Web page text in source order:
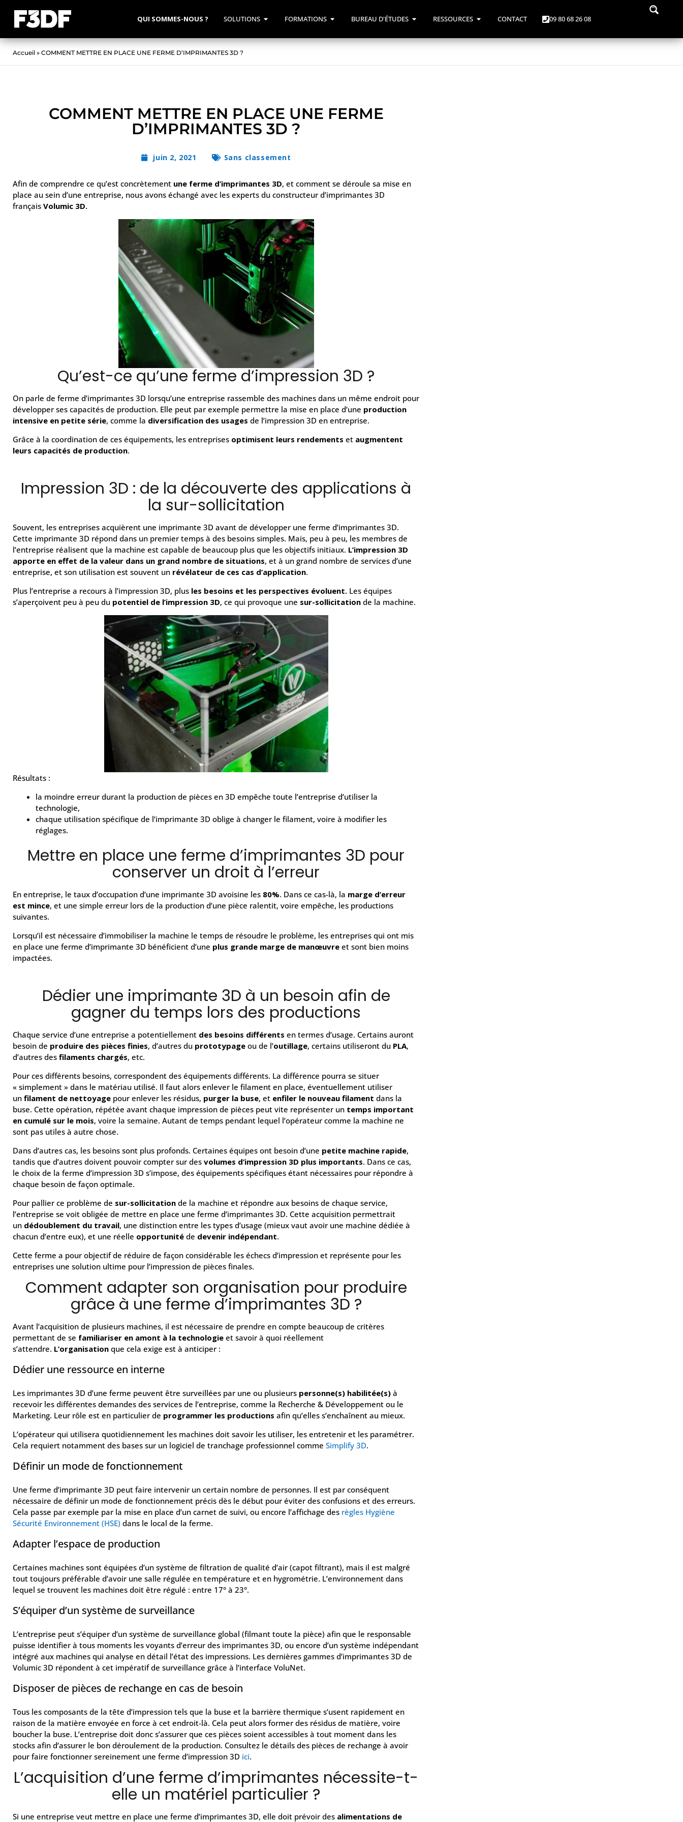
QUI SOMMES-NOUS ? SOLUTIONS FORMATIONS BUREAU D'ÉTUDES RESSOURCES CONTACT 09 80 68 26 08
Accueil » COMMENT METTRE EN PLACE UNE FERME D’IMPRIMANTES 3D ?
COMMENT METTRE EN PLACE UNE FERME
D’IMPRIMANTES 3D ?
juin 2, 2021 Sans classement
Afin de comprendre ce qu’est concrètement une ferme d’imprimantes 3D, et comment se déroule sa mise en
place au sein d’une entreprise, nous avons échangé avec les experts du constructeur d’imprimantes 3D
français Volumic 3D.
Qu’est-ce qu’une ferme d’impression 3D ?
On parle de ferme d’imprimantes 3D lorsqu’une entreprise rassemble des machines dans un même endroit pour
développer ses capacités de production. Elle peut par exemple permettre la mise en place d’une production
intensive en petite série, comme la diversification des usages de l’impression 3D en entreprise.
Grâce à la coordination de ces équipements, les entreprises optimisent leurs rendements et augmentent
leurs capacités de production.
Impression 3D : de la découverte des applications à
la sur-sollicitation
Souvent, les entreprises acquièrent une imprimante 3D avant de développer une ferme d’imprimantes 3D.
Cette imprimante 3D répond dans un premier temps à des besoins simples. Mais, peu à peu, les membres de
l’entreprise réalisent que la machine est capable de beaucoup plus que les objectifs initiaux. L’impression 3D
apporte en effet de la valeur dans un grand nombre de situations, et à un grand nombre de services d’une
entreprise, et son utilisation est souvent un révélateur de ces cas d’application.
Plus l’entreprise a recours à l’impression 3D, plus les besoins et les perspectives évoluent. Les équipes
s’aperçoivent peu à peu du potentiel de l’impression 3D, ce qui provoque une sur-sollicitation de la machine.
Résultats :
la moindre erreur durant la production de pièces en 3D empêche toute l’entreprise d’utiliser la
technologie,
chaque utilisation spécifique de l’imprimante 3D oblige à changer le filament, voire à modifier les
réglages.
Mettre en place une ferme d’imprimantes 3D pour
conserver un droit à l’erreur
En entreprise, le taux d’occupation d’une imprimante 3D avoisine les 80%. Dans ce cas-là, la marge d’erreur
est mince, et une simple erreur lors de la production d’une pièce ralentit, voire empêche, les productions
suivantes.
Lorsqu’il est nécessaire d’immobiliser la machine le temps de résoudre le problème, les entreprises qui ont mis
en place une ferme d’imprimante 3D bénéficient d’une plus grande marge de manœuvre et sont bien moins
impactées.
Dédier une imprimante 3D à un besoin afin de
gagner du temps lors des productions
Chaque service d’une entreprise a potentiellement des besoins différents en termes d’usage. Certains auront
besoin de produire des pièces finies, d’autres du prototypage ou de l’outillage, certains utiliseront du PLA,
d’autres des filaments chargés, etc.
Pour ces différents besoins, correspondent des équipements différents. La différence pourra se situer
« simplement » dans le matériau utilisé. Il faut alors enlever le filament en place, éventuellement utiliser
un filament de nettoyage pour enlever les résidus, purger la buse, et enfiler le nouveau filament dans la
buse. Cette opération, répétée avant chaque impression de pièces peut vite représenter un temps important
en cumulé sur le mois, voire la semaine. Autant de temps pendant lequel l’opérateur comme la machine ne
sont pas utiles à autre chose.
Dans d’autres cas, les besoins sont plus profonds. Certaines équipes ont besoin d’une petite machine rapide,
tandis que d’autres doivent pouvoir compter sur des volumes d’impression 3D plus importants. Dans ce cas,
le choix de la ferme d’impression 3D s’impose, des équipements spécifiques étant nécessaires pour répondre à
chaque besoin de façon optimale.
Pour pallier ce problème de sur-sollicitation de la machine et répondre aux besoins de chaque service,
l’entreprise se voit obligée de mettre en place une ferme d’imprimantes 3D. Cette acquisition permettrait
un dédoublement du travail, une distinction entre les types d’usage (mieux vaut avoir une machine dédiée à
chacun d’entre eux), et une réelle opportunité de devenir indépendant.
Cette ferme a pour objectif de réduire de façon considérable les échecs d’impression et représente pour les
entreprises une solution ultime pour l’impression de pièces finales.
Comment adapter son organisation pour produire
grâce à une ferme d’imprimantes 3D ?
Avant l’acquisition de plusieurs machines, il est nécessaire de prendre en compte beaucoup de critères
permettant de se familiariser en amont à la technologie et savoir à quoi réellement
s’attendre. L’organisation que cela exige est à anticiper :
Dédier une ressource en interne
Les imprimantes 3D d’une ferme peuvent être surveillées par une ou plusieurs personne(s) habilitée(s) à
recevoir les différentes demandes des services de l’entreprise, comme la Recherche & Développement ou le
Marketing. Leur rôle est en particulier de programmer les productions afin qu’elles s’enchaînent au mieux.
L’opérateur qui utilisera quotidiennement les machines doit savoir les utiliser, les entretenir et les paramétrer.
Cela requiert notamment des bases sur un logiciel de tranchage professionnel comme Simplify 3D.
Définir un mode de fonctionnement
Une ferme d’imprimante 3D peut faire intervenir un certain nombre de personnes. Il est par conséquent
nécessaire de définir un mode de fonctionnement précis dès le début pour éviter des confusions et des erreurs.
Cela passe par exemple par la mise en place d’un carnet de suivi, ou encore l’affichage des règles Hygiène
Sécurité Environnement (HSE) dans le local de la ferme.
Adapter l’espace de production
Certaines machines sont équipées d’un système de filtration de qualité d’air (capot filtrant), mais il est malgré
tout toujours préférable d’avoir une salle régulée en température et en hygrométrie. L’environnement dans
lequel se trouvent les machines doit être régulé : entre 17° à 23°.
S’équiper d’un système de surveillance
L’entreprise peut s’équiper d’un système de surveillance global (filmant toute la pièce) afin que le responsable
puisse identifier à tous moments les voyants d’erreur des imprimantes 3D, ou encore d’un système indépendant
intégré aux machines qui analyse en détail l’état des impressions. Les dernières gammes d’imprimantes 3D de
Volumic 3D répondent à cet impératif de surveillance grâce à l’interface VoluNet.
Disposer de pièces de rechange en cas de besoin
Tous les composants de la tête d’impression tels que la buse et la barrière thermique s’usent rapidement en
raison de la matière envoyée en force à cet endroit-là. Cela peut alors former des résidus de matière, voire
boucher la buse. L’entreprise doit donc s’assurer que ces pièces soient accessibles à tout moment dans les
stocks afin d’assurer le bon déroulement de la production. Consultez le détails des pièces de rechange à avoir
pour faire fonctionner sereinement une ferme d’impression 3D ici.
L’acquisition d’une ferme d’imprimantes nécessite-t-
elle un matériel particulier ?
Si une entreprise veut mettre en place une ferme d’imprimantes 3D, elle doit prévoir des alimentations de